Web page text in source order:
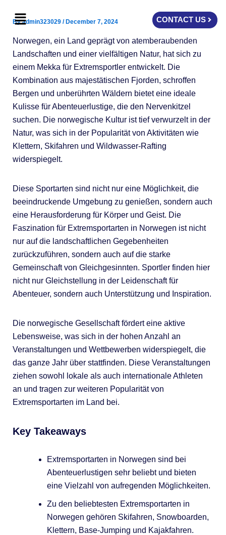
Menu CONTACT US
Byadmin323029 /December 7, 2024
Norwegen, ein Land geprägt von atemberaubenden
Landschaften und einer vielfältigen Natur, hat sich zu
einem Mekka für Extremsportler entwickelt. Die
Kombination aus majestätischen Fjorden, schroffen
Bergen und unberührten Wäldern bietet eine ideale
Kulisse für Abenteuerlustige, die den Nervenkitzel
suchen. Die norwegische Kultur ist tief verwurzelt in der
Natur, was sich in der Popularität von Aktivitäten wie
Klettern, Skifahren und Wildwasser-Rafting
widerspiegelt.
Diese Sportarten sind nicht nur eine Möglichkeit, die
beeindruckende Umgebung zu genießen, sondern auch
eine Herausforderung für Körper und Geist. Die
Faszination für Extremsportarten in Norwegen ist nicht
nur auf die landschaftlichen Gegebenheiten
zurückzuführen, sondern auch auf die starke
Gemeinschaft von Gleichgesinnten. Sportler finden hier
nicht nur Gleichstellung in der Leidenschaft für
Abenteuer, sondern auch Unterstützung und Inspiration.
Die norwegische Gesellschaft fördert eine aktive
Lebensweise, was sich in der hohen Anzahl an
Veranstaltungen und Wettbewerben widerspiegelt, die
das ganze Jahr über stattfinden. Diese Veranstaltungen
ziehen sowohl lokale als auch internationale Athleten
an und tragen zur weiteren Popularität von
Extremsportarten im Land bei.
Key Takeaways
Extremsportarten in Norwegen sind bei
Abenteuerlustigen sehr beliebt und bieten
eine Vielzahl von aufregenden Möglichkeiten.
Zu den beliebtesten Extremsportarten in
Norwegen gehören Skifahren, Snowboarden,
Klettern, Base-Jumping und Kajakfahren.